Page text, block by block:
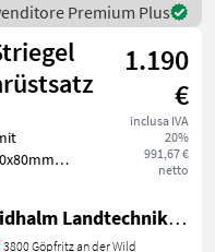
Premium Plus
1.190
€
inclusa IVA
20%
991,67 €
netto
Widhalm Landtechnik GmbH
3800 Göpfritz an der Wild